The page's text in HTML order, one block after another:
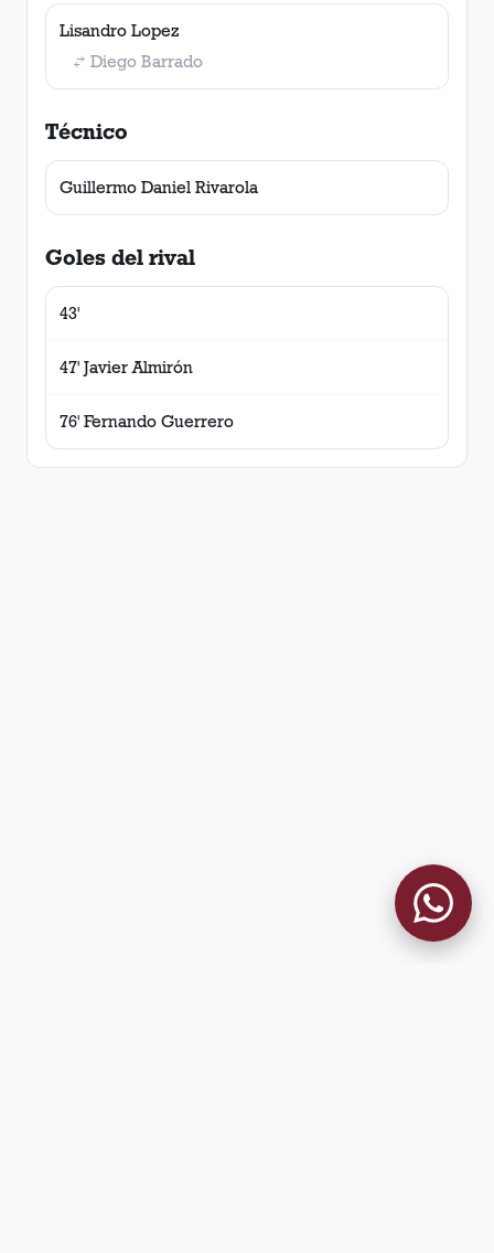
Lisandro Lopez
Diego Barrado
Técnico
Guillermo Daniel Rivarola
Goles del rival
43'
47' Javier Almirón
76' Fernando Guerrero